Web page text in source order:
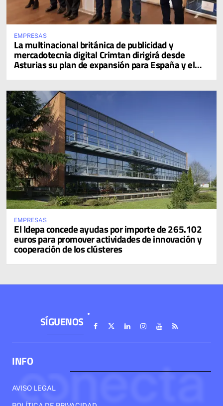
EMPRESAS
La multinacional británica de publicidad y
mercadotecnia digital Crimtan dirigirá desde
Asturias su plan de expansión para España y el
sur de Europa
EMPRESAS
El Idepa concede ayudas por importe de 265.102
euros para promover actividades de innovación y
cooperación de los clústeres
SÍGUENOS
INFO
AVISO LEGAL